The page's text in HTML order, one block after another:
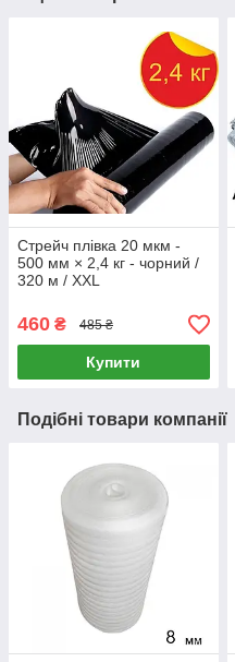
Стрейч плівка 20 мкм -
500 мм × 2,4 кг - чорний /
320 м / XXL
460 ₴ 485 ₴
Купити
Подібні товари компанії